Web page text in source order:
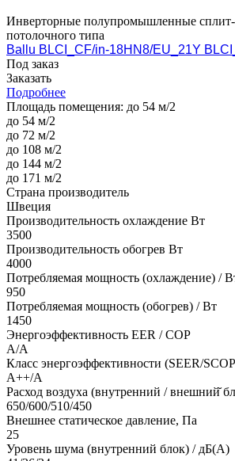
Инверторные полупромышленные
потолочного типа
Ballu BLCI_CF/in-18HN8/EU_21Y
Под заказ
Заказать
Подробнее
Площадь помещения: до 54 м/2
до 54 м/2
до 72 м/2
до 108 м/2
до 144 м/2
до 171 м/2
Страна производитель
Швеция
Производительность охлаждение Вт
3500
Производительность обогрев Вт
4000
Потребляемая мощность (охлаждение) /
950
Потребляемая мощность (обогрев) / Вт
1450
Энергоэффективность EER / COP
A/A
Класс энергоэффективности (SEER/
A++/A
Расход воздуха (внутренний / внешний̆
650/600/510/450
Внешнее статическое давление, Па
25
Уровень шума (внутренний блок) / дБ(А)